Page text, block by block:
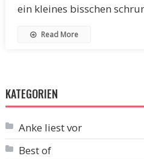
ein kleines bisschen
Read More
KATEGORIEN
Anke liest vor
Best of